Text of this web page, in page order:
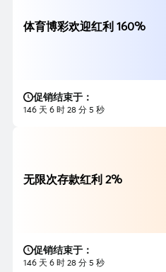
体育博彩欢迎红利 160%
促销结束于：
146 天 6 时 28 分 3 秒
无限次存款红利 2%
促销结束于：
146 天 6 时 28 分 3 秒